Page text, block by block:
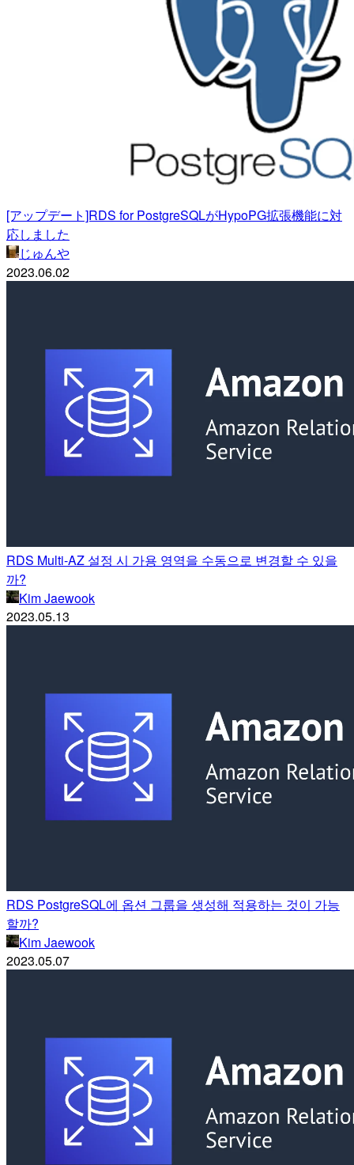
[アップデート]RDS for PostgreSQLがHypoPG拡張機能に対
応しました
じゅんや
2023.06.02
RDS Multi-AZ 설정 시 가용 영역을 수동으로 변경할 수 있을
까?
Kim Jaewook
2023.05.13
RDS PostgreSQL에 옵션 그룹을 생성해 적용하는 것이 가능
할까?
Kim Jaewook
2023.05.07